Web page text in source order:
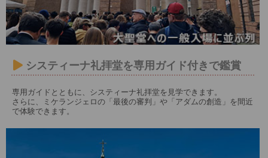
システィーナ礼拝堂を専用ガイド付きで鑑賞
専用ガイドとともに、システィーナ礼拝堂を見学できます。
さらに、ミケランジェロの「最後の審判」や「アダムの創造」を間近
で体験できます。